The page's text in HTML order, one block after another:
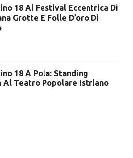
18 Ai Festival Eccentrica Di
Grotte E Folle D’oro Di
18 A Pola: Standing
Al Teatro Popolare Istriano